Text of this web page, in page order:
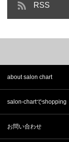
RSS
about salon chart
salon-chartでshopping
お問い合わせ